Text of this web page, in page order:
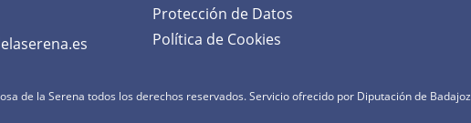
Protección de Datos
Política de Cookies
de la Serena todos los derechos reservados.Servicio ofrecido por Diputación de Badajoz